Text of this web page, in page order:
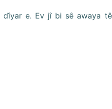
dîyar e. Ev jî bi sê awaya tê